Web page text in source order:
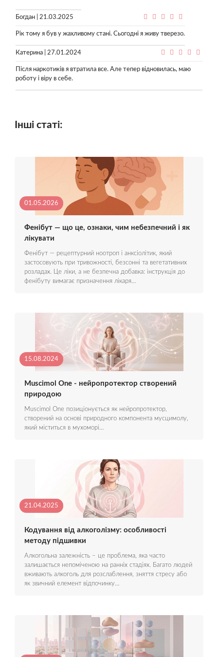
Богдан | 21.03.2025
Рік тому я був у жахливому стані. Сьогодні я живу тверезо.
Катерина | 27.01.2024
Після наркотиків я втратила все. Але тепер відновилась, маю
роботу і віру в себе.
Інші статі:
01.05.2026
Фенібут — що це, ознаки, чим небезпечний і як
лікувати
Фенібут — рецептурний ноотроп і анксіолітик, який
застосовують при тривожності, безсонні та вегетативних
розладах. Це ліки, а не безпечна добавка: інструкція до
фенібуту вимагає призначення лікаря…
15.08.2024
Muscimol One - нейропротектор створений
природою
Muscimol One позиціонується як нейропротектор,
створений на основі природного компонента мусцимолу,
який міститься в мухоморі…
21.04.2025
Кодування від алкоголізму: особливості
методу підшивки
Алкогольна залежність – це проблема, яка часто
залишається непоміченою на ранніх стадіях. Багато людей
вживають алкоголь для розслаблення, зняття стресу або
як звичний елемент відпочинку…